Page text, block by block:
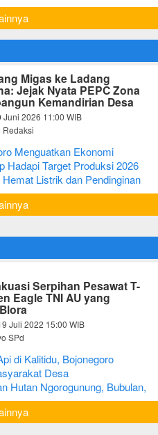
Samin
Migas ke Ladang
Jejak Nyata PEPC Zona
Kemandirian Desa
Juni 2026 11:00 WIB
Redaksi
Menguatkan Ekonomi
Hadapi Target Produksi 2026
Listrik dan Pendinginan
Serpihan Pesawat T-
Eagle TNI AU yang
Juli 2022 15:00 WIB
SPd
di Kalitidu, Bojonegoro
Desa
Hutan Ngorogunung, Bubulan,